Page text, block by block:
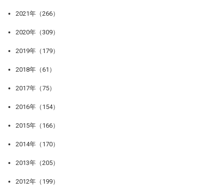
2021年（266）
2020年（309）
2019年（179）
2018年（61）
2017年（75）
2016年（154）
2015年（166）
2014年（170）
2013年（205）
2012年（199）